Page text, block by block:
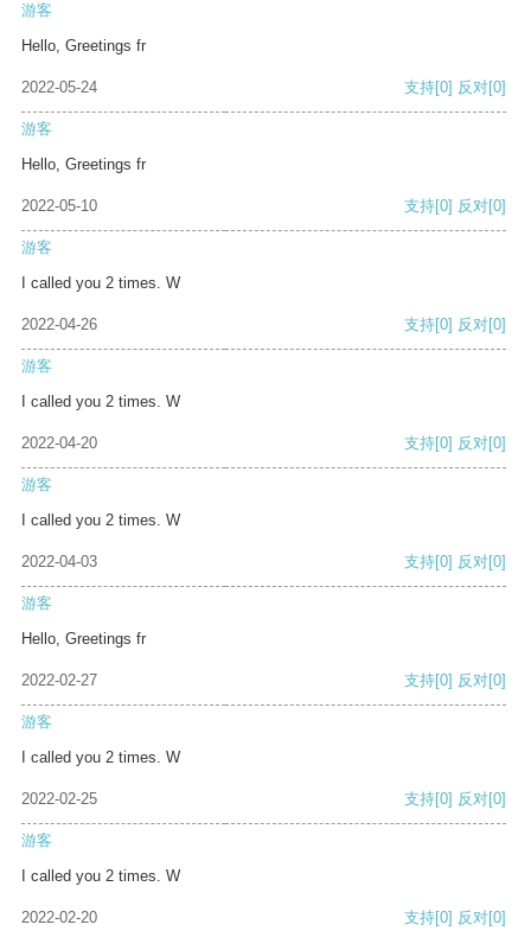
游客
Hello, Greetings fr
2022-05-24 支持[0] 反对[0]
游客
Hello, Greetings fr
2022-05-10 支持[0] 反对[0]
游客
I called you 2 times. W
2022-04-26 支持[0] 反对[0]
游客
I called you 2 times. W
2022-04-20 支持[0] 反对[0]
游客
I called you 2 times. W
2022-04-03 支持[0] 反对[0]
游客
Hello, Greetings fr
2022-02-27 支持[0] 反对[0]
游客
I called you 2 times. W
2022-02-25 支持[0] 反对[0]
游客
I called you 2 times. W
2022-02-20 支持[0] 反对[0]